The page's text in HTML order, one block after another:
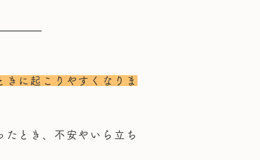
に起こりやすくなりま
とき、不安やいら立ち